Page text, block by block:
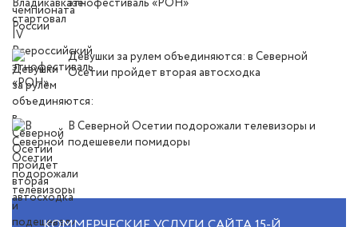
этнофестиваль «РОН»
Девушки за рулем объединяются: в Северной
Осетии пройдет вторая автосходка
В Северной Осетии подорожали телевизоры и
подешевели помидоры